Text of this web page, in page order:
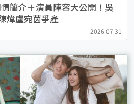
簡介＋演員陣容大公開！吳
煒盧宛茵爭產
2026.07.31